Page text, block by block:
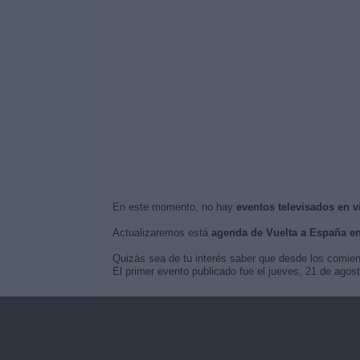
En este momento, no hay eventos televisados en
Actualizaremos está agenda de Vuelta a España
Quizás sea de tu interés saber que desde los
El primer evento publicado fue el jueves, 21 de